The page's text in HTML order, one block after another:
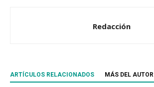
Redacción
ARTÍCULOS RELACIONADOS MÁS DEL AUTOR